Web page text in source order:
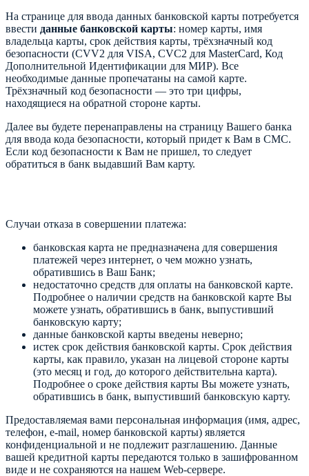
На странице для ввода данных банковской карты потребуется
ввести данные банковской карты: номер карты, имя
владельца карты, срок действия карты, трёхзначный код
безопасности (CVV2 для VISA, CVC2 для MasterCard, Код
Дополнительной Идентификации для МИР). Все
необходимые данные пропечатаны на самой карте.
Трёхзначный код безопасности — это три цифры,
находящиеся на обратной стороне карты.
Далее вы будете перенаправлены на страницу Вашего банка
для ввода кода безопасности, который придет к Вам в СМС.
Если код безопасности к Вам не пришел, то следует
обратиться в банк выдавший Вам карту.
Случаи отказа в совершении платежа:
банковская карта не предназначена для совершения
платежей через интернет, о чем можно узнать,
обратившись в Ваш Банк;
недостаточно средств для оплаты на банковской карте.
Подробнее о наличии средств на банковской карте Вы
можете узнать, обратившись в банк, выпустивший
банковскую карту;
данные банковской карты введены неверно;
истек срок действия банковской карты. Срок действия
карты, как правило, указан на лицевой стороне карты
(это месяц и год, до которого действительна карта).
Подробнее о сроке действия карты Вы можете узнать,
обратившись в банк, выпустивший банковскую карту.
Предоставляемая вами персональная информация (имя, адрес,
телефон, e-mail, номер банковской карты) является
конфиденциальной и не подлежит разглашению. Данные
вашей кредитной карты передаются только в зашифрованном
виде и не сохраняются на нашем Web-сервере.